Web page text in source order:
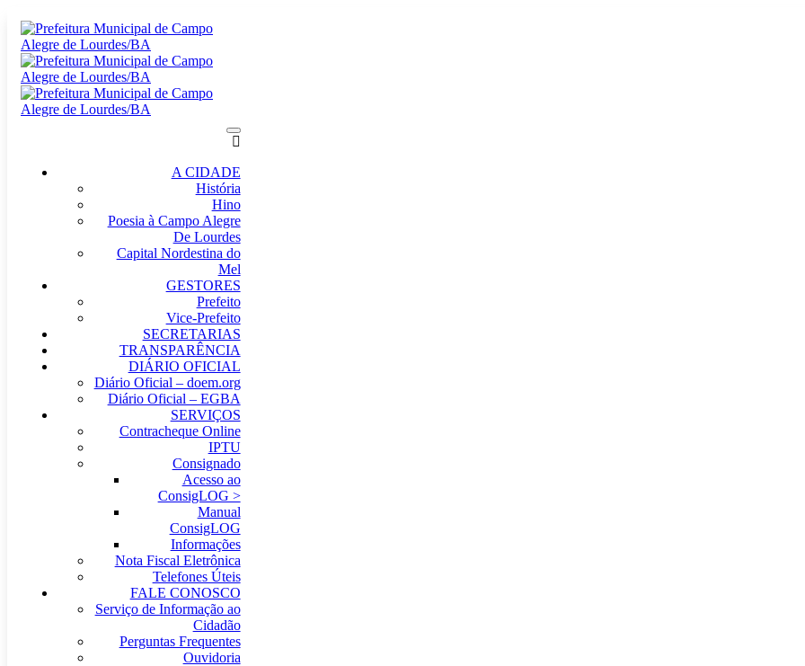
A CIDADE
História
Hino
Poesia à Campo Alegre
De Lourdes
Capital Nordestina do
Mel
GESTORES
Prefeito
Vice-Prefeito
SECRETARIAS
TRANSPARÊNCIA
DIÁRIO OFICIAL
Diário Oficial – doem.org
Diário Oficial – EGBA
SERVIÇOS
Contracheque Online
IPTU
Consignado
Acesso ao
ConsigLOG >
Manual
ConsigLOG
Informações
Nota Fiscal Eletrônica
Telefones Úteis
FALE CONOSCO
Serviço de Informação ao
Cidadão
Perguntas Frequentes
Ouvidoria